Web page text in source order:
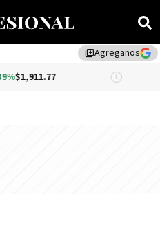
library_addAgreganos
DÓLAR BNA